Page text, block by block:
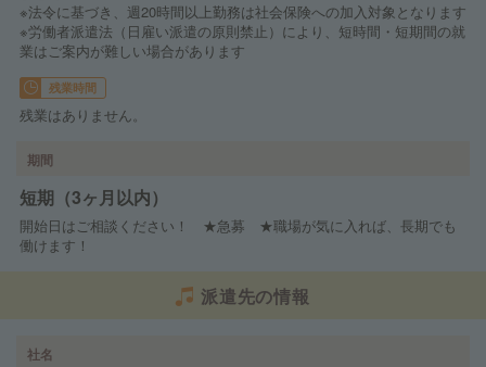
※法令に基づき、週20時間以上勤務は社会保険への加入対象となります
※労働者派遣法（日雇い派遣の原則禁止）により、短時間・短期間の就
業はご案内が難しい場合があります
残業時間
残業はありません。
期間
短期（3ヶ月以内）
開始日はご相談ください！ ★急募 ★職場が気に入れば、長期でも
働けます！
派遣先の情報
社名